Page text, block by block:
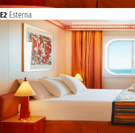
E2 Esterna